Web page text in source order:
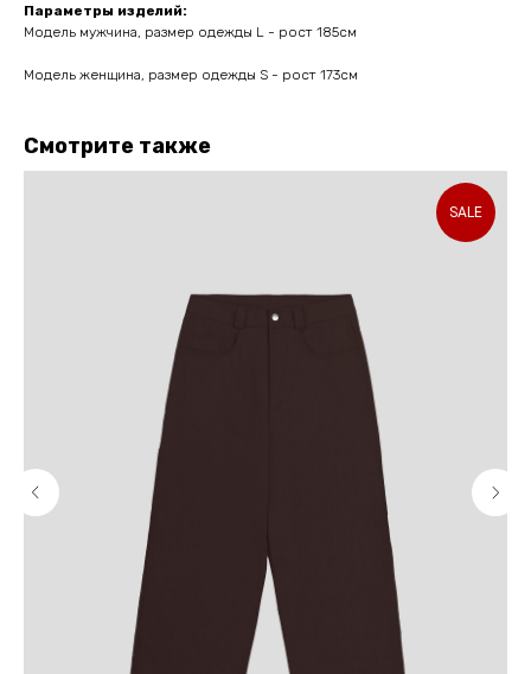
Параметры изделий:
Модель мужчина, размер одежды L - рост 185см
Модель женщина, размер одежды S - рост 173см
Смотрите также
SALE